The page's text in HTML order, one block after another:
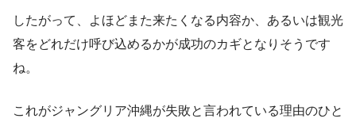
したがって、よほどまた来たくなる内容か、あるいは観光
客をどれだけ呼び込めるかが成功のカギとなりそうです
ね。
これがジャングリア沖縄が失敗と言われている理由のひと